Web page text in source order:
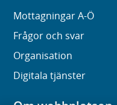
Mottagningar A-Ö
Frågor och svar
Organisation
Digitala tjänster